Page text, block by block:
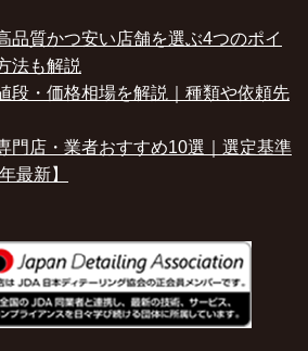
品質かつ安い店舗を選ぶ4つのポイ
法も解説
段・価格相場を解説｜種類や依頼先
門店・業者おすすめ10選｜選定基準
最新】